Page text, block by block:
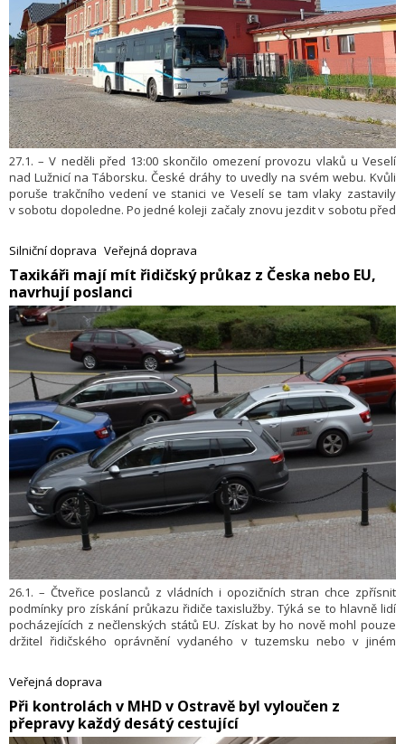
27.1. – V neděli před 13:00 skončilo omezení provozu vlaků u Veselí
nad Lužnicí na Táborsku. České dráhy to uvedly na svém webu. Kvůli
poruše trakčního vedení ve stanici ve Veselí se tam vlaky zastavily
v sobotu dopoledne. Po jedné koleji začaly znovu jezdit v sobotu před
Silniční doprava Veřejná doprava
​Taxikáři mají mít řidičský průkaz z Česka nebo EU,
navrhují poslanci
26.1. – Čtveřice poslanců z vládních i opozičních stran chce zpřísnit
podmínky pro získání průkazu řidiče taxislužby. Týká se to hlavně lidí
pocházejících z nečlenských států EU. Získat by ho nově mohl pouze
držitel řidičského oprávnění vydaného v tuzemsku nebo v jiném
Nacher (ANO), Michal Zuna (TOP 09) a Jakub Michálek (Piráti). Cílem
jejích návrhu je hlavně zvýšit bezpečnost na silnicích. Ve zdůvodnění
mimo jiné uvádějí, že o práci řidiče taxislužby se ucházejí stále více
cizinci ze třetích zemí, pro které je řízení v tuzemsku někdy
Veřejná doprava
​Při kontrolách v MHD v Ostravě byl vyloučen z
přepravy každý desátý cestující